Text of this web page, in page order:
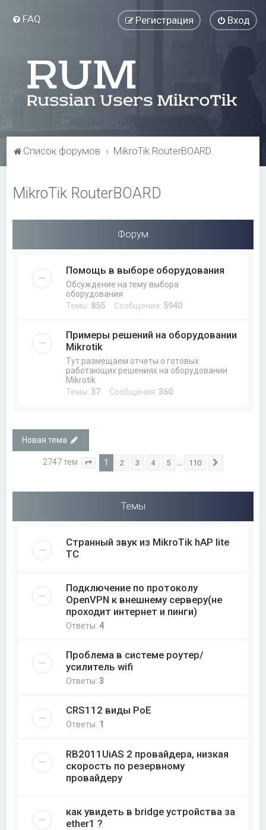
FAQ Вход
Регистрация
Список форумов MikroTik RouterBOARD
MikroTik RouterBOARD
Форум
Помощь в выборе оборудования
Обсуждение на тему выбора
оборудования
Темы: 855 Сообщения: 5940
Примеры решений на оборудовании
Mikrotik
Тут размещаем отчеты о готовых
работающих решениях на оборудовании
Mikrotik
Темы: 37Сообщения: 360
Новая тема
2747 тем Страница из 110
1 2 3 4 5 110
Темы
Странный звук из MikroTik hAP lite
TC
Подключение по протоколу
OpenVPN к внешнему серверу(не
проходит интернет и пинги)
Ответы:4
Проблема в системе роутер/
усилитель wifi
Ответы:3
CRS112 виды PoE
Ответы: 1
RB2011UiAS 2 провайдера, низкая
скорость по резервному
провайдеру
как увидеть в bridge устройства за
ether1 ?